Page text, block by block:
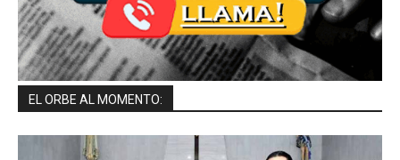
EL ORBE AL MOMENTO: